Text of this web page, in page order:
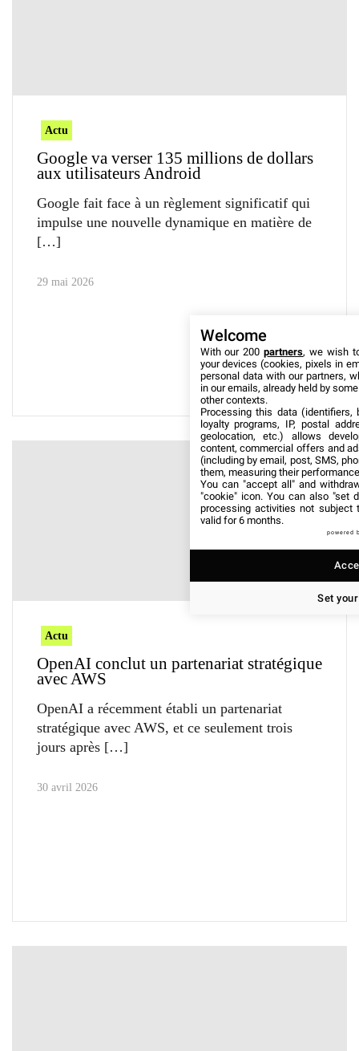
Actu
Google va verser 135 millions de dollars
aux utilisateurs Android
Google fait face à un règlement significatif qui
impulse une nouvelle dynamique en matière de
29 mai 2026
Actu
OpenAI conclut un partenariat stratégique
avec AWS
OpenAI a récemment établi un partenariat
stratégique avec AWS, et ce seulement trois
jours après
30 avril 2026
Welcome
With our 200partners, we wish
your devices (cookies, pixels in
personal data with our partners,
in our emails, already held by
other contexts.
Processing this data (identifiers,
loyalty programs, IP, postal
geolocation, etc.) allows
content, commercial offers and
(including by email, post, SMS,
them, measuring their
You can "accept all" and
"cookie" icon. You can also "set
processing activities not subject
valid for 6 months.
powered
Set